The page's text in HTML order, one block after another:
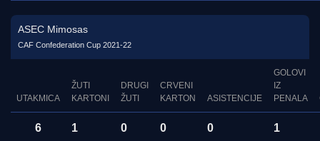
ASEC Mimosas
CAF Confederation Cup 2021-22
UTAKMICA
ŽUTI
KARTONI
DRUGI
ŽUTI
CRVENI
KARTON
ASISTENCIJE
GOLOVI
IZ
PENALA
6 1 0 0 0 1